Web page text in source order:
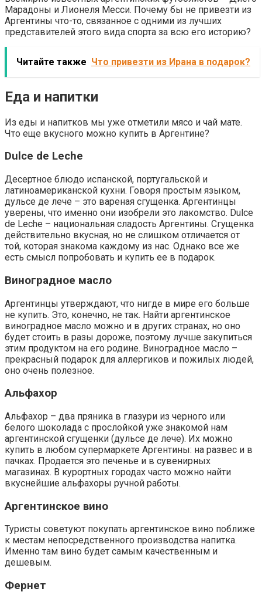
Марадоны и Лионеля Месси. Почему бы не привезти из
Аргентины что-то, связанное с одними из лучших
представителей этого вида спорта за всю его историю?
Читайте также Что привезти из Ирана в подарок?
Еда и напитки
Из еды и напитков мы уже отметили мясо и чай мате.
Что еще вкусного можно купить в Аргентине?
Dulce de Leche
Десертное блюдо испанской, португальской и
латиноамериканской кухни. Говоря простым языком,
дульсе де лече – это вареная сгущенка. Аргентинцы
уверены, что именно они изобрели это лакомство. Dulce
de Leche – национальная сладость Аргентины. Сгущенка
действительно вкусная, но не слишком отличается от
той, которая знакома каждому из нас. Однако все же
есть смысл попробовать и купить ее в подарок.
Виноградное масло
Аргентинцы утверждают, что нигде в мире его больше
не купить. Это, конечно, не так. Найти аргентинское
виноградное масло можно и в других странах, но оно
будет стоить в разы дороже, поэтому лучше закупиться
этим продуктом на его родине. Виноградное масло –
прекрасный подарок для аллергиков и пожилых людей,
оно очень полезное.
Альфахор
Альфахор – два пряника в глазури из черного или
белого шоколада с прослойкой уже знакомой нам
аргентинской сгущенки (дульсе де лече). Их можно
купить в любом супермаркете Аргентины: на развес и в
пачках. Продается это печенье и в сувенирных
магазинах. В курортных городах часто можно найти
вкуснейшие альфахоры ручной работы.
Аргентинское вино
Туристы советуют покупать аргентинское вино поближе
к местам непосредственного производства напитка.
Именно там вино будет самым качественным и
дешевым.
Фернет